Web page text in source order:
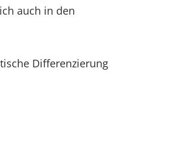
auch in den
Differenzierung